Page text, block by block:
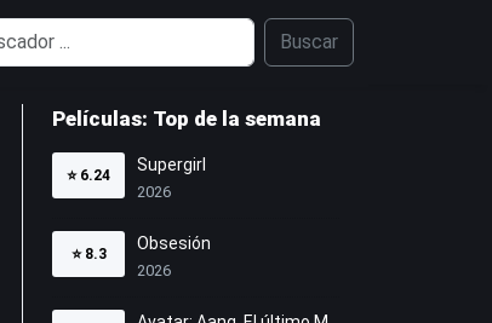
Buscar
Películas: Top de la semana
⭐ 6.24
Supergirl
2026
⭐ 8.3
Obsesión
2026